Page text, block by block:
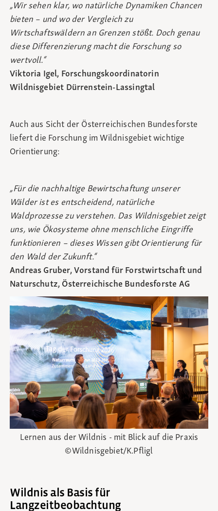
„Wir sehen klar, wo natürliche Dynamiken Chancen
bieten – und wo der Vergleich zu
Wirtschaftswäldern an Grenzen stößt. Doch genau
diese Differenzierung macht die Forschung so
wertvoll.“
Viktoria Igel, Forschungskoordinatorin
Wildnisgebiet Dürrenstein‑Lassingtal
Auch aus Sicht der Österreichischen Bundesforste
liefert die Forschung im Wildnisgebiet wichtige
Orientierung:
„Für die nachhaltige Bewirtschaftung unserer
Wälder ist es entscheidend, natürliche
Waldprozesse zu verstehen. Das Wildnisgebiet zeigt
uns, wie Ökosysteme ohne menschliche Eingriffe
funktionieren – dieses Wissen gibt Orientierung für
den Wald der Zukunft.“
Andreas Gruber, Vorstand für Forstwirtschaft und
Naturschutz, Österreichische Bundesforste AG
Lernen aus der Wildnis - mit Blick auf die Praxis
©Wildnisgebiet/K.Pfligl
Wildnis als Basis für
Langzeitbeobachtung